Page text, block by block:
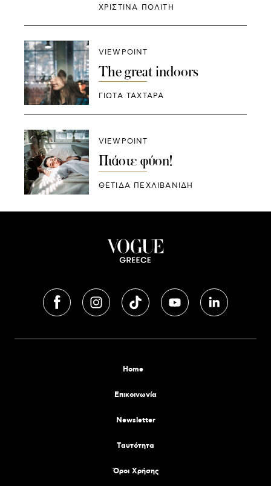
ΧΡΙΣΤΙΝΑ ΠΟΛΙΤΗ
VIEWPOINT
The great indoors
ΓΙΩΤΑ ΤΑΧΤΑΡΑ
VIEWPOINT
Πιάστε φύση!
ΘΈΤΙΔΑ ΠΕΧΛΙΒΑΝΊΔΗ
Home
Επικοινωνία
Newsletter
Tαυτότητα
Όροι Χρήσης